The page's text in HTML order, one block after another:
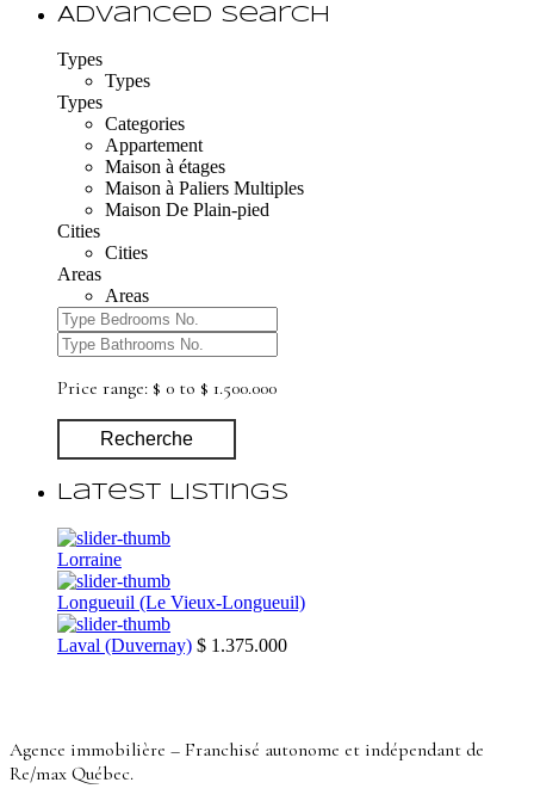
Advanced Search
Types
Types
Types
Categories
Appartement
Maison à étages
Maison à Paliers Multiples
Maison De Plain-pied
Cities
Cities
Areas
Areas
Price range: $ 0 to $ 1.500.000
Recherche
Latest Listings
Lorraine
Longueuil (Le Vieux-Longueuil)
Laval (Duvernay) $ 1.375.000
Agence immobilière – Franchisé autonome et indépendant de
Re/max Québec.